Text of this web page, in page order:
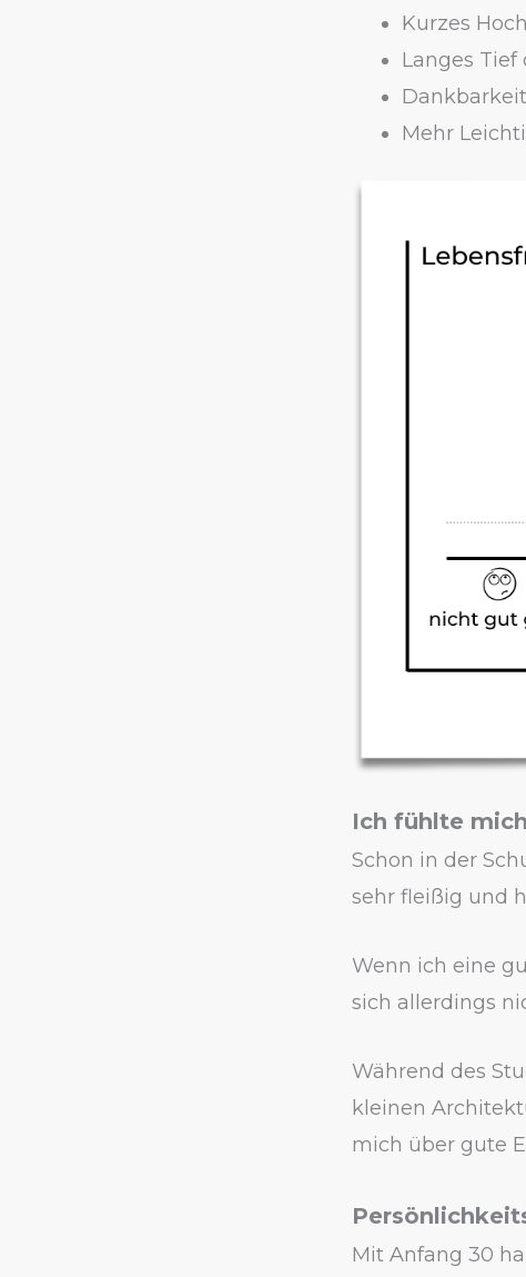
Kurzes
Langes
Mehr
Ich fühlte
Schon in der
sehr fleißig und
Wenn ich eine
sich allerdings
Während des
kleinen
mich über gute
Mit Anfang 30